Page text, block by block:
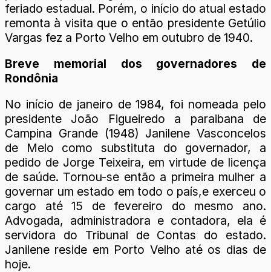
feriado estadual. Porém, o início do atual estado
remonta à visita que o então presidente Getúlio
Vargas fez a Porto Velho em outubro de 1940.
Breve memorial dos governadores de
Rondônia
No início de janeiro de 1984, foi nomeada pelo
presidente João Figueiredo a paraibana de
Campina Grande (1948) Janilene Vasconcelos
de Melo como substituta do governador, a
pedido de Jorge Teixeira, em virtude de licença
de saúde. Tornou-se então a primeira mulher a
governar um estado em todo o país,e exerceu o
cargo até 15 de fevereiro do mesmo ano.
Advogada, administradora e contadora, ela é
servidora do Tribunal de Contas do estado.
Janilene reside em Porto Velho até os dias de
hoje.